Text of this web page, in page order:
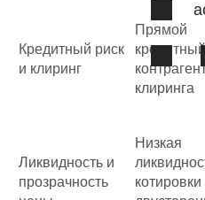
Кредитный риск
и клиринг
Прямой
клиринга
Ликвидность и
прозрачность
Низкая
котировки